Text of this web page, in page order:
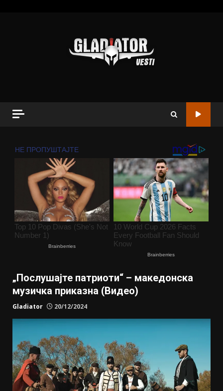
„Послушајте патриоти“ – македонска
музичка приказна (Видео)
Gladiator 20/12/2024